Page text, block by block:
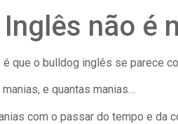
não é
que o bulldog inglês se parece
e quantas manias…
com o passar do tempo e da